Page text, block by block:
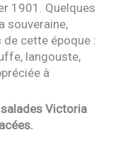
1901. Quelques
souveraine,
cette époque :
langouste,
à
Victoria